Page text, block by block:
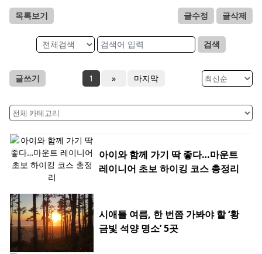
목록보기 글수정 글삭제
검색
글쓰기 1 » 마지막
아이와 함께 가기 딱 좋다…마운트
레이니어 초보 하이킹 코스 총정리
시애틀 여름, 한 번쯤 가봐야 할 ‘황
금빛 석양 명소’ 5곳